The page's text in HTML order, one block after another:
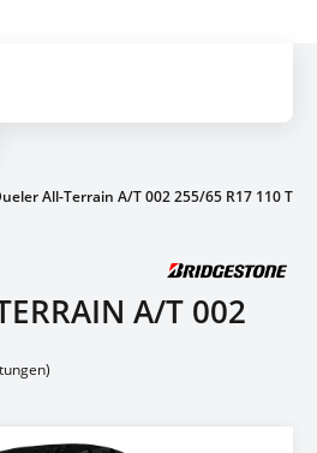
All-Terrain A/T 002 255/65 R17 110 T
A/T 002